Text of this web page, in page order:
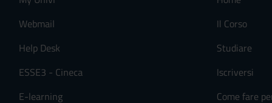
Webmail
Help Desk
ESSE3 - Cineca
E-learning
Il Corso
Studiare
Iscriversi
Come fare